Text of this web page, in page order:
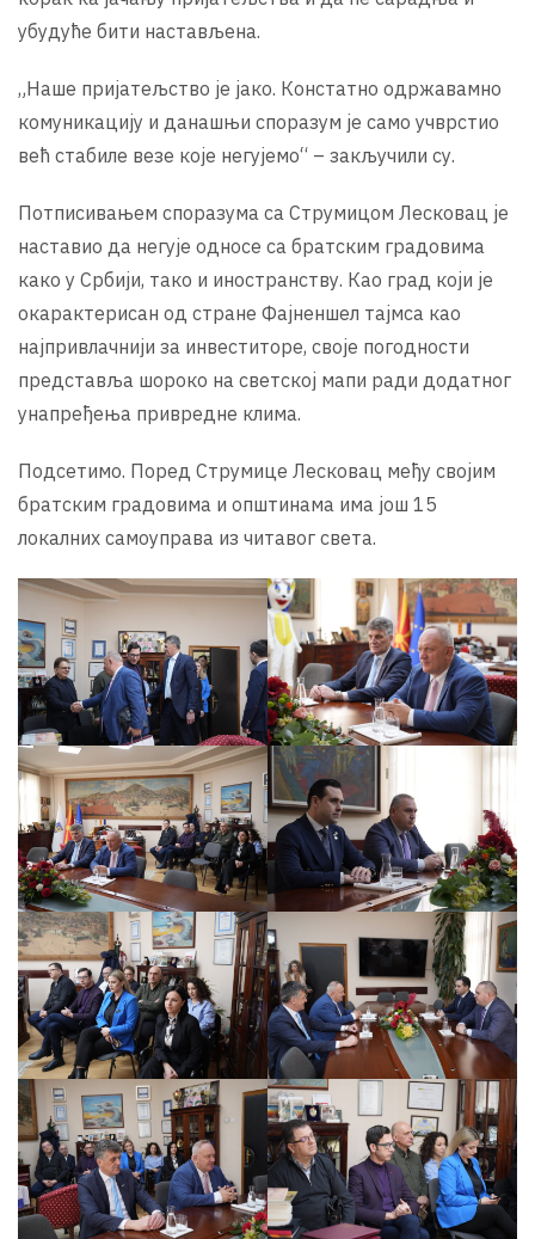
убудуће бити настављена.
„Наше пријатељство је јако. Констатно одржавамно
комуникацију и данашњи споразум је само учврстио
већ стабиле везе које негујемо“ – закључили су.
Потписивањем споразума са Струмицом Лесковац је
наставио да негује односе са братским градовима
како у Србији, тако и иностранству. Као град који је
окарактерисан од стране Фајненшел тајмса као
најпривлачнији за инвеститоре, своје погодности
представља шороко на светској мапи ради додатног
унапређења привредне клима.
Подсетимо. Поред Струмице Лесковац међу својим
братским градовима и општинама има још 15
локалних самоуправа из читавог света.